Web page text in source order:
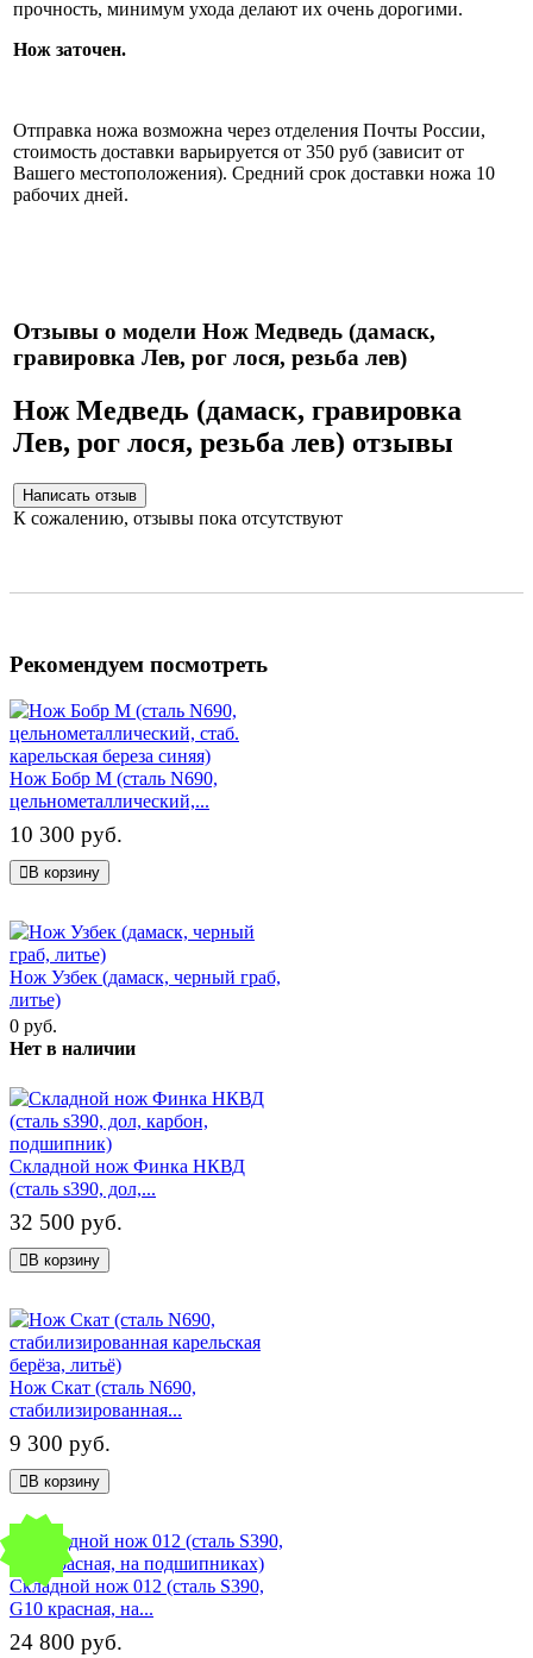
прочность, минимум ухода делают их очень дорогими.
Нож заточен.
Отправка ножа возможна через отделения Почты России,
стоимость доставки варьируется от 350 руб (зависит от
Вашего местоположения). Средний срок доставки ножа 10
рабочих дней.
Отзывы о модели Нож Медведь (дамаск,
гравировка Лев, рог лося, резьба лев)
Нож Медведь (дамаск, гравировка
Лев, рог лося, резьба лев) отзывы
К сожалению, отзывы пока отсутствуют
Рекомендуем посмотреть
Нож Бобр М (сталь N690,
цельнометаллический,...
10 300 руб.
В корзину
Нож Узбек (дамаск, черный граб,
литье)
0 руб.
Нет в наличии
Складной нож Финка НКВД
(сталь s390, дол,...
32 500 руб.
В корзину
Нож Скат (сталь N690,
стабилизированная...
9 300 руб.
В корзину
Складной нож 012 (сталь S390,
G10 красная, на...
24 800 руб.